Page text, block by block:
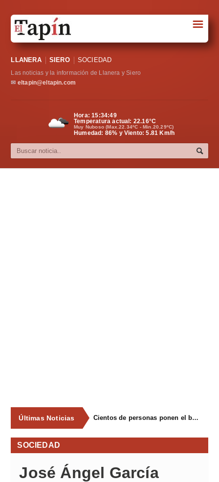
Sociedad
Política
Cultura
☰
LLANERA SIERO SOCIEDAD
Las noticias y la información de Llanera y Siero
✉ eltapin@eltapin.com
Hora:15:34:50
Temperatura actual: 22.16°C
Muy Nuboso (Max.22.34ºC - Min.20.29ºC)
Humedad: 86% y Viento: 5.81 Km/h
Últimas Noticias Cientos de personas ponen el broche final a las fiestas de La Salud de Lieres con la tradicional merienda
SOCIEDAD
José Ángel García